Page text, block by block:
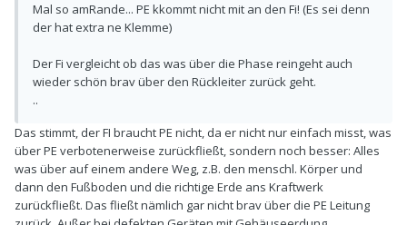
Mal so amRande... PE kkommt nicht mit an den Fi! (Es sei denn
der hat extra ne Klemme)
Der Fi vergleicht ob das was über die Phase reingeht auch
wieder schön brav über den Rückleiter zurück geht.
..
Das stimmt, der FI braucht PE nicht, da er nicht nur einfach misst, was
über PE verbotenerweise zurückfließt, sondern noch besser: Alles
was über auf einem andere Weg, z.B. den menschl. Körper und
dann den Fußboden und die richtige Erde ans Kraftwerk
zurückfließt. Das fließt nämlich gar nicht brav über die PE Leitung